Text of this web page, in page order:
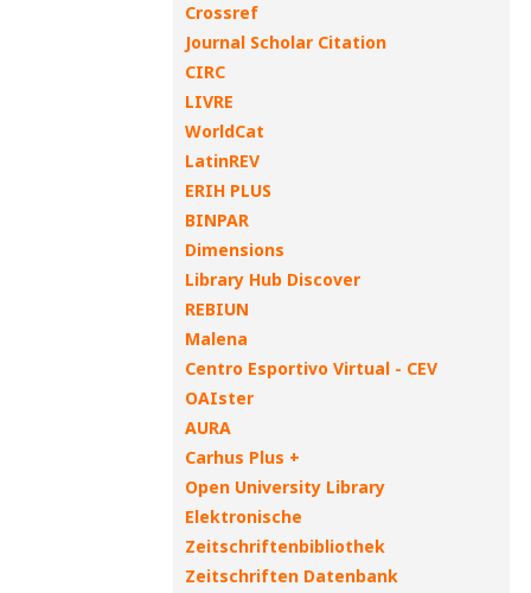
Crossref
Journal Scholar Citation
CIRC
LIVRE
WorldCat
LatinREV
ERIH PLUS
BINPAR
Dimensions
Library Hub Discover
REBIUN
Malena
Centro Esportivo Virtual - CEV
OAIster
AURA
Carhus Plus +
Open University Library
Elektronische
Zeitschriftenbibliothek
Zeitschriften Datenbank